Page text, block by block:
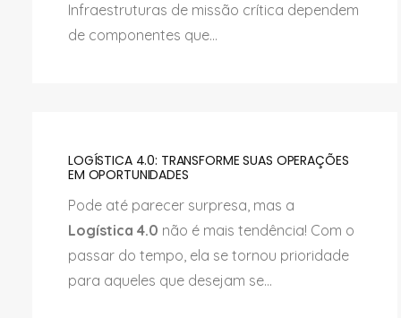
Infraestruturas de missão crítica dependem
de componentes que...
LOGÍSTICA 4.0: TRANSFORME SUAS OPERAÇÕES
EM OPORTUNIDADES
Pode até parecer surpresa, mas a
Logística 4.0 não é mais tendência! Com o
passar do tempo, ela se tornou prioridade
para aqueles que desejam se...